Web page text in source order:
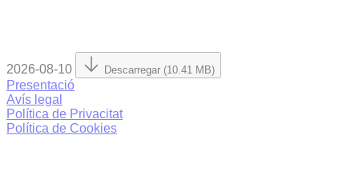
2026-08-10 Descarregar (10.41 MB)
Presentació
Avís legal
Política de Privacitat
Política de Cookies